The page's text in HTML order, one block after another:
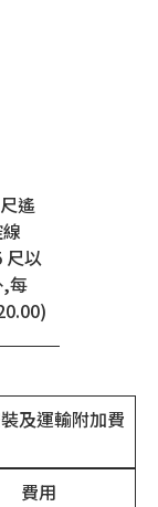
遙
尺以
每
及運輸附加費
費用